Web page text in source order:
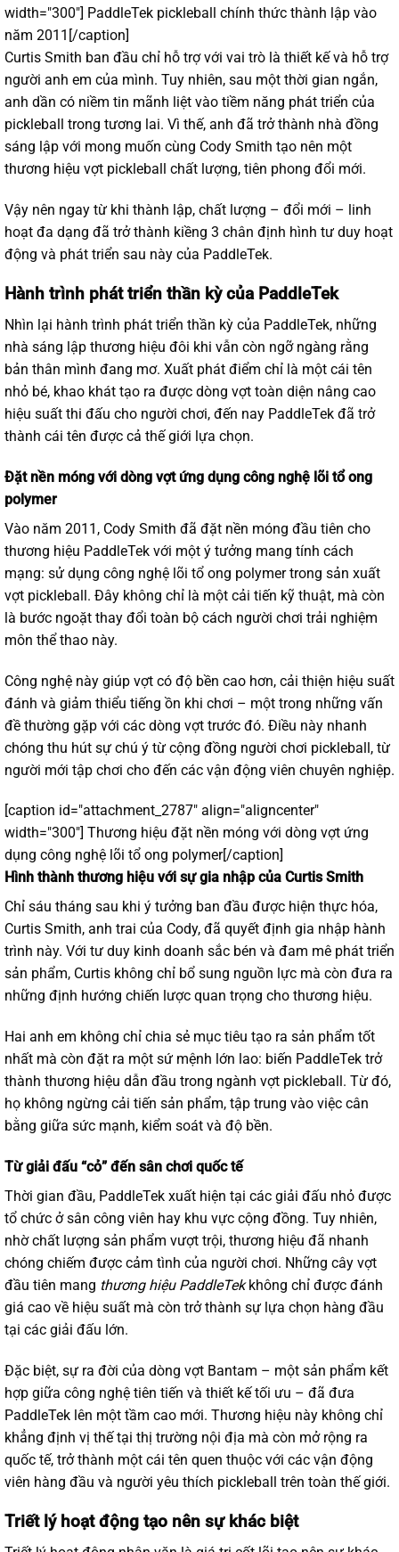
width="300"] PaddleTek pickleball chính thức thành lập vào
năm 2011[/caption]
Curtis Smith ban đầu chỉ hỗ trợ với vai trò là thiết kế và hỗ trợ
người anh em của mình. Tuy nhiên, sau một thời gian ngắn,
anh dần có niềm tin mãnh liệt vào tiềm năng phát triển của
pickleball trong tương lai. Vì thế, anh đã trở thành nhà đồng
sáng lập với mong muốn cùng Cody Smith tạo nên một
thương hiệu vợt pickleball chất lượng, tiên phong đổi mới.
Vậy nên ngay từ khi thành lập, chất lượng – đổi mới – linh
hoạt đa dạng đã trở thành kiềng 3 chân định hình tư duy hoạt
động và phát triển sau này của PaddleTek.
Hành trình phát triển thần kỳ của PaddleTek
Nhìn lại hành trình phát triển thần kỳ của PaddleTek, những
nhà sáng lập thương hiệu đôi khi vẫn còn ngỡ ngàng rằng
bản thân mình đang mơ. Xuất phát điểm chỉ là một cái tên
nhỏ bé, khao khát tạo ra được dòng vợt toàn diện nâng cao
hiệu suất thi đấu cho người chơi, đến nay PaddleTek đã trở
thành cái tên được cả thế giới lựa chọn.
Đặt nền móng với dòng vợt ứng dụng công nghệ lõi tổ ong
polymer
Vào năm 2011, Cody Smith đã đặt nền móng đầu tiên cho
thương hiệu PaddleTek với một ý tưởng mang tính cách
mạng: sử dụng công nghệ lõi tổ ong polymer trong sản xuất
vợt pickleball. Đây không chỉ là một cải tiến kỹ thuật, mà còn
là bước ngoặt thay đổi toàn bộ cách người chơi trải nghiệm
môn thể thao này.
Công nghệ này giúp vợt có độ bền cao hơn, cải thiện hiệu suất
đánh và giảm thiểu tiếng ồn khi chơi – một trong những vấn
đề thường gặp với các dòng vợt trước đó. Điều này nhanh
chóng thu hút sự chú ý từ cộng đồng người chơi pickleball, từ
người mới tập chơi cho đến các vận động viên chuyên nghiệp.
[caption id="attachment_2787" align="aligncenter"
width="300"] Thương hiệu đặt nền móng với dòng vợt ứng
dụng công nghệ lõi tổ ong polymer[/caption]
Hình thành thương hiệu với sự gia nhập của Curtis Smith
Chỉ sáu tháng sau khi ý tưởng ban đầu được hiện thực hóa,
Curtis Smith, anh trai của Cody, đã quyết định gia nhập hành
trình này. Với tư duy kinh doanh sắc bén và đam mê phát triển
sản phẩm, Curtis không chỉ bổ sung nguồn lực mà còn đưa ra
những định hướng chiến lược quan trọng cho thương hiệu.
Hai anh em không chỉ chia sẻ mục tiêu tạo ra sản phẩm tốt
nhất mà còn đặt ra một sứ mệnh lớn lao: biến PaddleTek trở
thành thương hiệu dẫn đầu trong ngành vợt pickleball. Từ đó,
họ không ngừng cải tiến sản phẩm, tập trung vào việc cân
bằng giữa sức mạnh, kiểm soát và độ bền.
Từ giải đấu “cỏ” đến sân chơi quốc tế
Thời gian đầu, PaddleTek xuất hiện tại các giải đấu nhỏ được
tổ chức ở sân công viên hay khu vực cộng đồng. Tuy nhiên,
nhờ chất lượng sản phẩm vượt trội, thương hiệu đã nhanh
chóng chiếm được cảm tình của người chơi. Những cây vợt
đầu tiên mang thương hiệu PaddleTekkhông chỉ được đánh
giá cao về hiệu suất mà còn trở thành sự lựa chọn hàng đầu
tại các giải đấu lớn.
Đặc biệt, sự ra đời của dòng vợt Bantam – một sản phẩm kết
hợp giữa công nghệ tiên tiến và thiết kế tối ưu – đã đưa
PaddleTek lên một tầm cao mới. Thương hiệu này không chỉ
khẳng định vị thế tại thị trường nội địa mà còn mở rộng ra
quốc tế, trở thành một cái tên quen thuộc với các vận động
viên hàng đầu và người yêu thích pickleball trên toàn thế giới.
Triết lý hoạt động tạo nên sự khác biệt